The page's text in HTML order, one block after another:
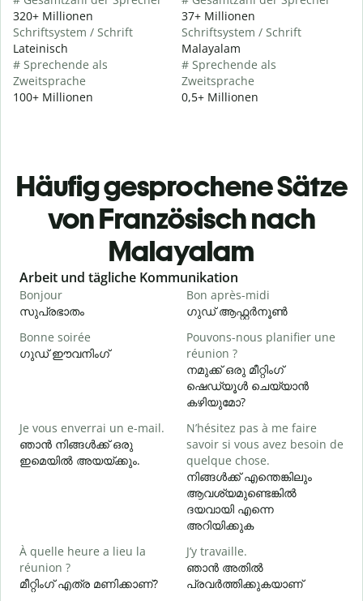
320+ Millionen
Schriftsystem / Schrift
Lateinisch
# Sprechende als
Zweitsprache
100+ Millionen
37+ Millionen
Schriftsystem / Schrift
Malayalam
# Sprechende als
Zweitsprache
0,5+ Millionen
Häufig gesprochene Sätze
von Französisch nach
Malayalam
Slide 1 of 6
Arbeit und tägliche Kommunikation
Bonjour
സുപ്രഭാതം
Bon après-midi
ഗുഡ് ആഫ്റ്റർനൂൺ
Bonne soirée
ഗുഡ് ഈവനിംഗ്
Pouvons-nous planifier une
réunion ?
നമുക്ക് ഒരു മീറ്റിംഗ്
ഷെഡ്യൂൾ ചെയ്യാൻ
കഴിയുമോ?
Je vous enverrai un e-mail.
ഞാൻ നിങ്ങൾക്ക് ഒരു
ഇമെയിൽ അയയ്ക്കും.
N’hésitez pas à me faire
savoir si vous avez besoin de
quelque chose.
നിങ്ങൾക്ക് എന്തെങ്കിലും
ആവശ്യമുണ്ടെങ്കിൽ
ദയവായി എന്നെ
അറിയിക്കുക
À quelle heure a lieu la
réunion ?
മീറ്റിംഗ് എത്ര മണിക്കാണ്?
J’y travaille.
ഞാൻ അതിൽ
പ്രവർത്തിക്കുകയാണ്